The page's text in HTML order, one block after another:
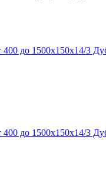
до 1500х150х14/3
до 1500х150х14/3